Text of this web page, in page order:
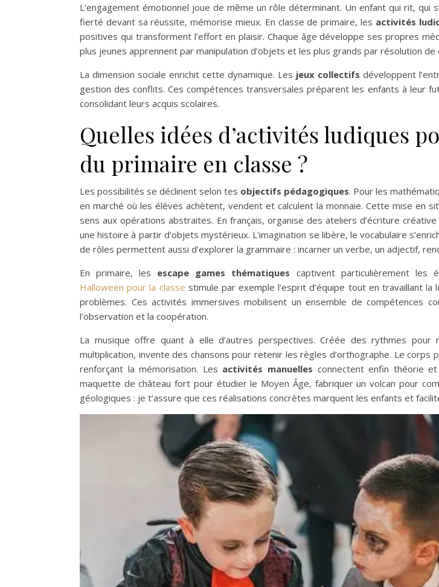
L’engagement émotionnel joue de même un rôle déterminant. Un enfant qui rit, qui
fierté devant sa réussite, mémorise mieux. En classe de primaire, les activités
positives qui transforment l’effort en plaisir. Chaque âge développe ses propres
plus jeunes apprennent par manipulation d’objets et les plus grands par résolution
La dimension sociale enrichit cette dynamique. Les jeux collectifs développent
gestion des conflits. Ces compétences transversales préparent les enfants à leur
consolidant leurs acquis scolaires.
Quelles idées d’activités ludiques
du primaire en classe ?
Les possibilités se déclinent selon tes objectifs pédagogiques. Pour les
en marché où les élèves achètent, vendent et calculent la monnaie. Cette mise en
sens aux opérations abstraites. En français, organise des ateliers d’écriture
une histoire à partir d’objets mystérieux. L’imagination se libère, le vocabulaire
de rôles permettent aussi d’explorer la grammaire : incarner un verbe, un adjectif,
En primaire, les escape games thématiques captivent particulièrement les
Halloween pour la classe stimule par exemple l’esprit d’équipe tout en travaillant
problèmes. Ces activités immersives mobilisent un ensemble de compétences
l’observation et la coopération.
La musique offre quant à elle d’autres perspectives. Créée des rythmes pour
multiplication, invente des chansons pour retenir les règles d’orthographe. Le corps
renforçant la mémorisation. Les activités manuelles connectent enfin théorie
maquette de château fort pour étudier le Moyen Âge, fabriquer un volcan pour
géologiques : je t’assure que ces réalisations concrètes marquent les enfants et